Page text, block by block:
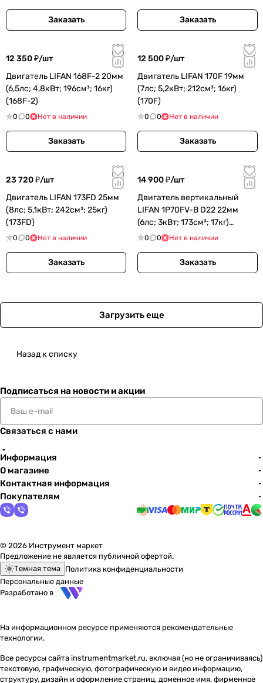
Заказать Заказать
12 350 ₽/шт
Двигатель LIFAN 168F-2 20мм
(6,5лс; 4,8кВт; 196см³; 16кг)
(168F-2)
0 0 Нет в наличии
Заказать
12 500 ₽/шт
Двигатель LIFAN 170F 19мм
(7лс; 5,2кВт; 212см³; 16кг)
(170F)
0 0 Нет в наличии
Заказать
23 720 ₽/шт
Двигатель LIFAN 173FD 25мм
(8лс; 5,1кВт; 242см³; 25кг)
(173FD)
0 0 Нет в наличии
Заказать
14 900 ₽/шт
Двигатель вертикальный
LIFAN 1P70FV-B D22 22мм
(6лс; 3кВт; 173см³; 17кг)
(1P70FV-B)
0 0 Нет в наличии
Заказать
Загрузить еще
Назад к списку
Подписаться на новости и акции
Связаться с нами
Информация
О магазине
Контактная информация
Покупателям
© 2026 Инструмент маркет
Предложение не является публичной офертой.
Темная тема Политика конфиденциальности
Персональные данные
Разработано в
На информационном ресурсе применяются рекомендательные
технологии.
Все ресурсы сайта instrumentmarket.ru, включая (но не ограничиваясь)
текстовую, графическую, фотографическую и видео информацию,
структуру, дизайн и оформление страниц, доменное имя, фирменное